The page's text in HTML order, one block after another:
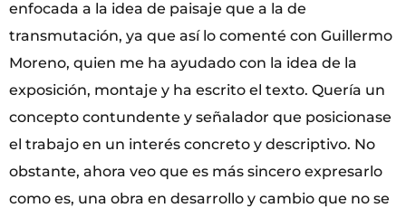
enfocada a la idea de paisaje que a la de
transmutación, ya que así lo comenté con Guillermo
Moreno, quien me ha ayudado con la idea de la
exposición, montaje y ha escrito el texto. Quería un
concepto contundente y señalador que posicionase
el trabajo en un interés concreto y descriptivo. No
obstante, ahora veo que es más sincero expresarlo
como es, una obra en desarrollo y cambio que no se